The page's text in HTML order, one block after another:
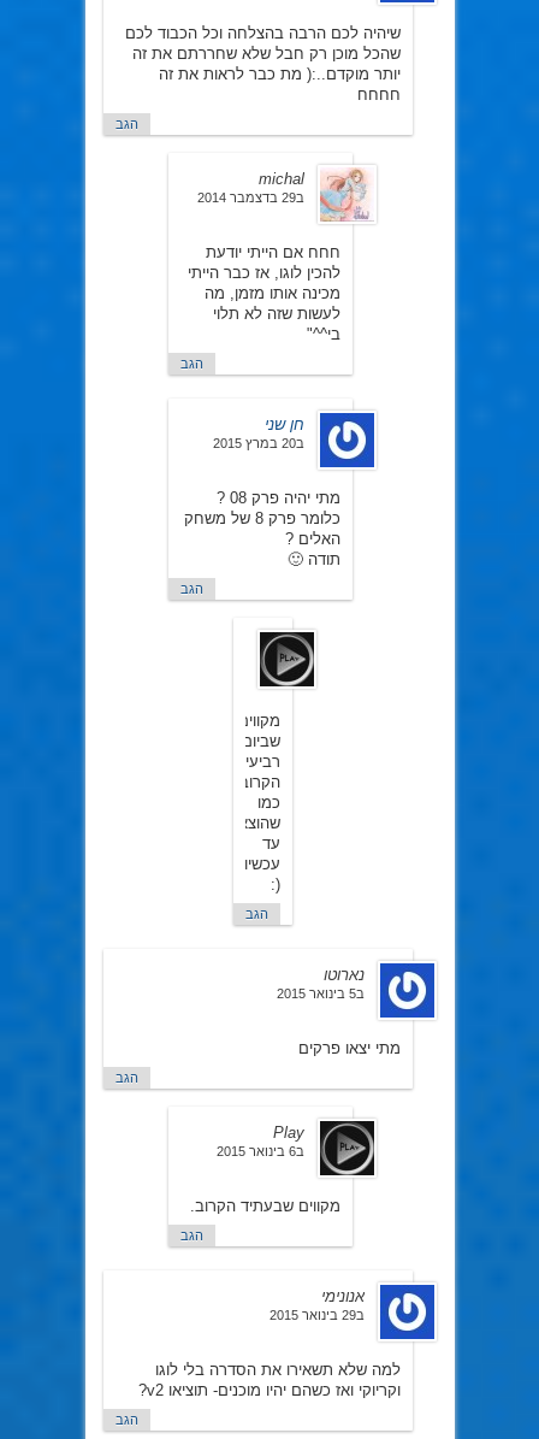
שיהיה לכם הרבה בהצלחה וכל הכבוד לכם
שהכל מוכן רק חבל שלא שחררתם את זה
יותר מוקדם..:( מת כבר לראות את זה
חחחח
הגב
michal
ב29 בדצמבר 2014
חחח אם הייתי יודעת
להכין לוגו, אז כבר הייתי
מכינה אותו מזמן, מה
לעשות שזה לא תלוי
בי^^"
הגב
חן שני
ב20 במרץ 2015
מתי יהיה פרק 08 ?
כלומר פרק 8 של משחק
האלים ?
תודה 🙂
הגב
מקווים
שביום
רביעי
הקרוב,
כמו
שהוצאנו
עד
עכשיו
(:
הגב
נארוטו
ב5 בינואר 2015
מתי יצאו פרקים
הגב
Play
ב6 בינואר 2015
מקווים שבעתיד הקרוב.
הגב
אנונימי
ב29 בינואר 2015
למה שלא תשאירו את הסדרה בלי לוגו
וקריוקי ואז כשהם יהיו מוכנים- תוציאו v2?
הגב